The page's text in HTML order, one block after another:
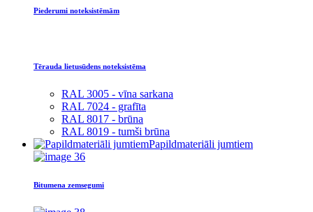
Piederumi noteksistēmām
Tērauda lietusūdens noteksistēma
RAL 3005 - vīna sarkana
RAL 7024 - grafīta
RAL 8017 - brūna
RAL 8019 - tumši brūna
Papildmateriāli jumtiem
Bitumena zemsegumi